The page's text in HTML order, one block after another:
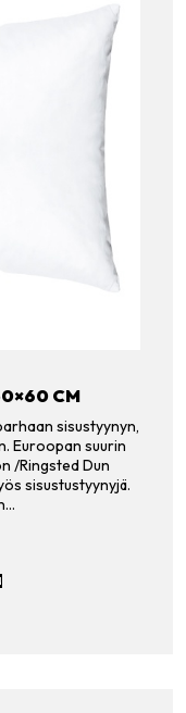
CM
sisustyynyn,
Euroopan suurin
/Ringsted Dun
sisustustyynyjä.